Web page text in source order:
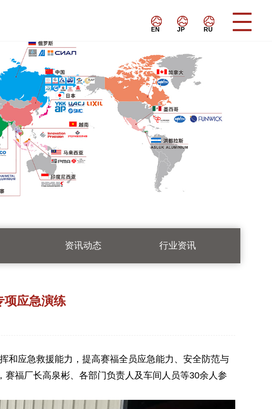
EN JP RU
资讯动态 行业资讯
项应急演练
和应急救援能力 ，提高赛福全员应急能力、安全防范与
赛福厂长高泉彬、各部门负责人及车间 人员等30余人参